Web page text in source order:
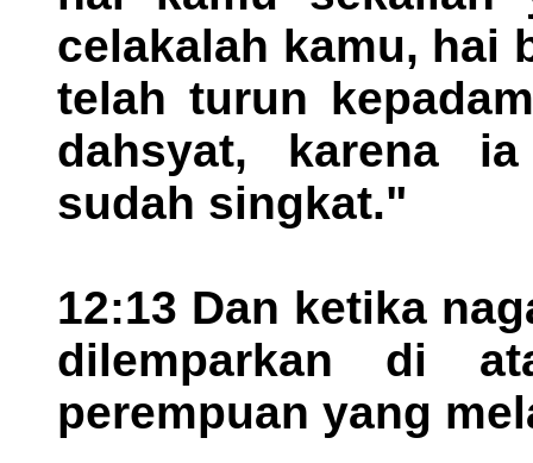
celakalah kamu, hai
telah turun
dahsyat, karena
sudah singkat."
12:13 Dan ketika
dilemparkan di
perempuan yang